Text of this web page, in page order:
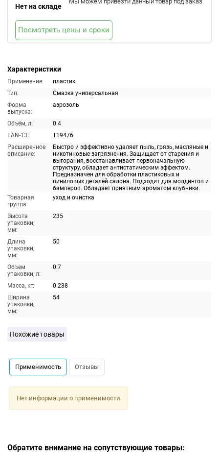
Характеристики
Применение:
пластик
Тип:
Смазка универсальная
Форма
выпуска:
аэрозоль
Объём, л:
0.4
EAN-13:
T19476
Расширенное
описание:
Быстро и эффективно удаляет пыль, грязь, масляные и
никотиновые загрязнения. Защищает от старения и
выгорания, восстанавливает первоначальную
структуру, обладает антистатическим эффектом.
Предназначен для обработки пластиковых и
виниловых деталей салона. Подходит для молдингов и
бамперов. Обладает приятным ароматом клубники.
Товарная
группа:
уход и очистка
Высота
упаковки,
мм:
235
Длина
упаковки,
мм:
50
Объем
упаковки, л:
0.7
Масса, кг:
0.238
Ширина
упаковки,
мм:
54
Нет на складе
Посмотреть цены и сроки
Похожие товары
Применимость Отзывы
Нет информации о применимости
Обратите внимание на сопутствующие товары: